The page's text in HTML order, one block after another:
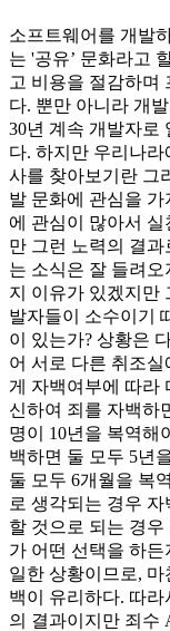
소프트웨어를 개발
는 '공유’ 문화라고
고 비용을 절감하며
다. 뿐만 아니라 개
30년 계속 개발자로
다. 하지만 우리나
사를 찾아보기란 그
발 문화에 관심을
에 관심이 많아서 실
만 그런 노력의 결
는 소식은 잘 들려
지 이유가 있겠지만
발자들이 소수이기
이 있는가? 상황은
어 서로 다른 취조실
게 자백여부에 따라
신하여 죄를 자백하
명이 10년을 복역해
백하면 둘 모두 5년
둘 모두 6개월을 복
로 생각되는 경우
할 것으로 되는 경
가 어떤 선택을 하
일한 상황이므로,
백이 유리하다. 따
의 결과이지만 죄수